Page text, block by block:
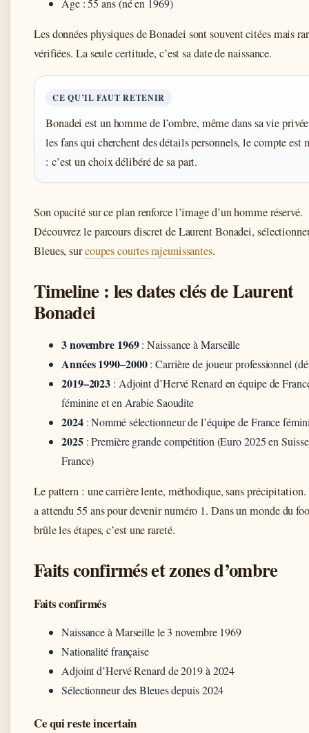
Âge : 55 ans (né en 1969)
Les données physiques de Bonadei sont souvent citées mais
vérifiées. La seule certitude, c’est sa date de naissance.
CE QU’IL FAUT RETENIR
Bonadei est un homme de l’ombre, même dans sa vie
les fans qui cherchent des détails personnels, le compte est
: c’est un choix délibéré de sa part.
Son opacité sur ce plan renforce l’image d’un homme réservé.
Découvrez le parcours discret de Laurent Bonadei,
Bleues, surcoupes courtes rajeunissantes.
Timeline : les dates clés de Laurent
Bonadei
3 novembre 1969: Naissance à Marseille
Années 1990–2000: Carrière de joueur professionnel
2019–2023 : Adjoint d’Hervé Renard en équipe de
féminine et en Arabie Saoudite
2024: Nommé sélectionneur de l’équipe de France
2025: Première grande compétition (Euro 2025 en
France)
Le pattern : une carrière lente, méthodique, sans
a attendu 55 ans pour devenir numéro 1. Dans un monde du
brûle les étapes, c’est une rareté.
Faits confirmés et zones d’ombre
Faits confirmés
Naissance à Marseille le 3 novembre 1969
Nationalité française
Adjoint d’Hervé Renard de 2019 à 2024
Sélectionneur des Bleues depuis 2024
Ce qui reste incertain